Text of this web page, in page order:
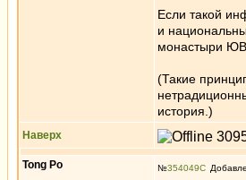
Если такой
и
монастыри
(Такие
история.)
Наверх
Tong Po №354049